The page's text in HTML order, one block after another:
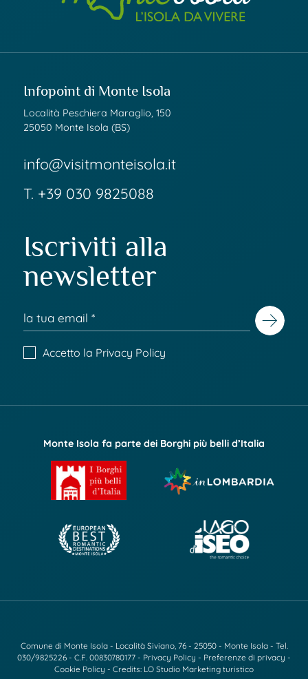
Infopoint di Monte Isola
Località Peschiera Maraglio, 150
25050 Monte Isola (BS)
info@visitmonteisola.it
T. +39 030 9825088
Iscriviti alla
newsletter
Accetto la Privacy Policy
Monte Isola fa parte dei Borghi più belli d’Italia
Comune di Monte Isola - Località Siviano, 76 - 25050 - Monte Isola - Tel.
030/9825226 - C.F. 00830780177 - Privacy Policy - Preferenze di privacy -
Cookie Policy - Credits: LO Studio Marketing turistico